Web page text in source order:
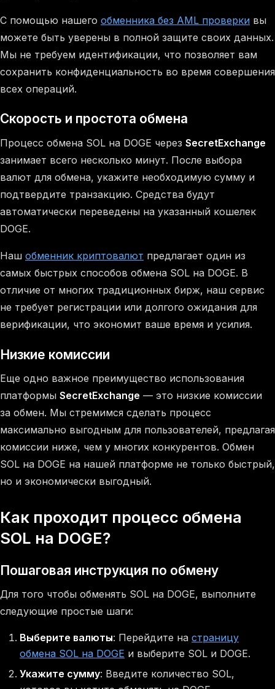
С помощью нашего обменника без AML проверки вы
можете быть уверены в полной защите своих данных.
Мы не требуем идентификации, что позволяет вам
сохранить конфиденциальность во время совершения
всех операций.
Скорость и простота обмена
Процесс обмена SOL на DOGE через SecretExchange
занимает всего несколько минут. После выбора
валют для обмена, укажите необходимую сумму и
подтвердите транзакцию. Средства будут
автоматически переведены на указанный кошелек
DOGE.
Наш обменник криптовалют предлагает один из
самых быстрых способов обмена SOL на DOGE. В
отличие от многих традиционных бирж, наш сервис
не требует регистрации или долгого ожидания для
верификации, что экономит ваше время и усилия.
Низкие комиссии
Еще одно важное преимущество использования
платформы SecretExchange — это низкие комиссии
за обмен. Мы стремимся сделать процесс
максимально выгодным для пользователей, предлагая
комиссии ниже, чем у многих конкурентов. Обмен
SOL на DOGE на нашей платформе не только быстрый,
но и экономически выгодный.
Как проходит процесс обмена
SOL на DOGE?
Пошаговая инструкция по обмену
Для того чтобы обменять SOL на DOGE, выполните
следующие простые шаги:
Выберите валюты: Перейдите на страницу
обмена SOL на DOGE и выберите SOL и DOGE.
Укажите сумму: Введите количество SOL,